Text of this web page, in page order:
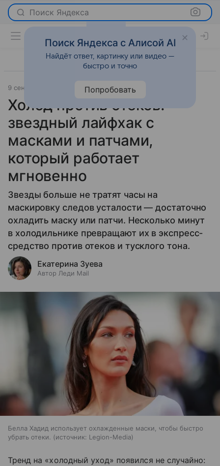
Поиск Яндекса
9 сентября 2025 Леди Mail Лайфхаки
Холод против отеков:
звездный лайфхак с
масками и патчами,
который работает
мгновенно
Звезды больше не тратят часы на
маскировку следов усталости — достаточно
охладить маску или патчи. Несколько минут
в холодильнике превращают их в экспресс-
средство против отеков и тусклого тона.
Екатерина Зуева
Автор Леди Mail
Белла Хадид использует охлажденные маски, чтобы быстро
убрать отеки.
источник: Legion-Media
Тренд на «холодный уход» появился не случайно:
Поиск Яндекса с Алисой AI
Найдёт ответ, картинку или видео —
быстро и точно
Попробовать